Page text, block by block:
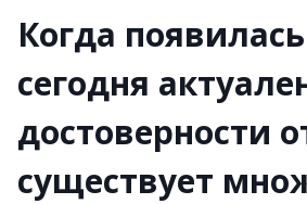
Когда
сегодня
достоверности
существует